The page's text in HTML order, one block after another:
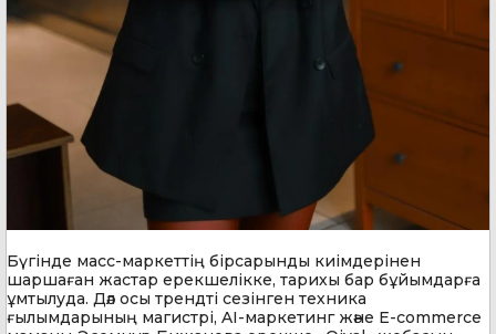
Бүгінде масс-маркеттің бірсарынды киімдерінен
шаршаған жастар ерекшелікке, тарихы бар бұйымдарға
ұмтылуда. Дәл осы трендті сезінген техника
ғылымдарының магистрі, AI-маркетинг және E-commerce